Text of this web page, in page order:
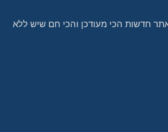
חדשות הכי מעודכן והכי חם שיש ללא